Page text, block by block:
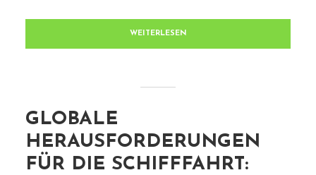
WEITERLESEN
GLOBALE
HERAUSFORDERUNGEN
FÜR DIE SCHIFFFAHRT: